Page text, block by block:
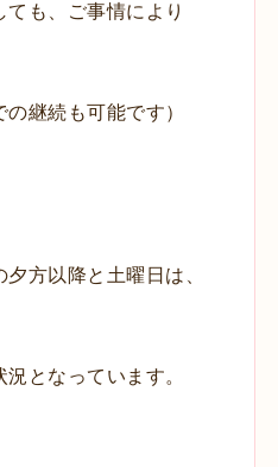
ても、ご事情により
の継続も可能です）
方以降と土曜日は、
となっています。